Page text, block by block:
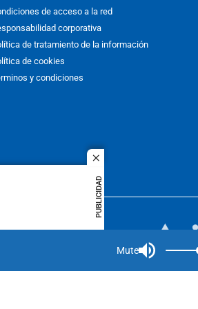
close
PUBLICIDAD
de acceso a la red
corporativa
de tratamiento de la información
de cookies
y condiciones
idioma
Mute